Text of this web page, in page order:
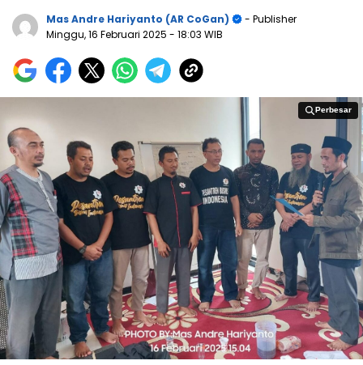
Mas Andre Hariyanto (AR CoGan)
- Publisher
Minggu, 16 Februari 2025 - 18:03 WIB
Perbesar
Perbesar